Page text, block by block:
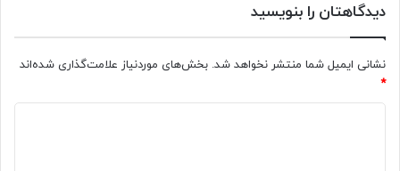
دیدگاهتان را بنویسید
نشانی ایمیل شما منتشر نخواهد شد. بخش‌های موردنیاز علامت‌گذاری شده‌اند
*